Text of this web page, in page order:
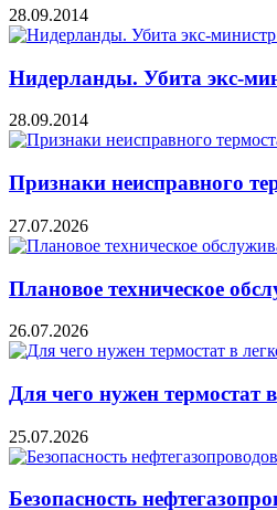
28.09.2014
Нидерланды. Убита экс-
28.09.2014
Признаки неисправного
27.07.2026
Плановое техническое
26.07.2026
Для чего нужен термостат
25.07.2026
Безопасность